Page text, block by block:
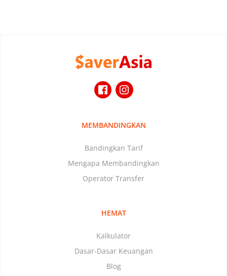
MEMBANDINGKAN
Bandingkan Tarif
Mengapa Membandingkan
Operator Transfer
HEMAT
Kalkulator
Dasar-Dasar Keuangan
Blog